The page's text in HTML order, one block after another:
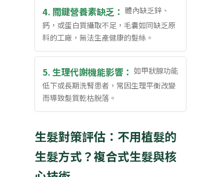
4. 關鍵營養素缺乏： 體內缺乏鋅、
鈣，或蛋白質攝取不足，毛囊如同缺乏原
料的工廠，無法生產健康的髮絲。
5. 生理代謝機能影響： 如甲狀腺功能
低下或長期洗腎患者，常因生理平衡改變
而導致髮質乾枯脫落。
生髮對策評估：不用植髮的
生髮方式？複合式生髮與核